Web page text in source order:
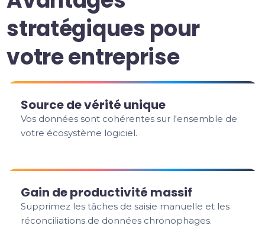
stratégiques pour
votre entreprise
Source de vérité unique
Vos données sont cohérentes sur l'ensemble de
votre écosystème logiciel.
Gain de productivité massif
Supprimez les tâches de saisie manuelle et les
réconciliations de données chronophages.